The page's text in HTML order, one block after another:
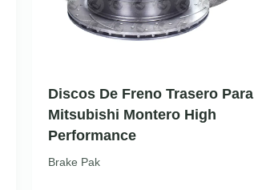
Discos De Freno Trasero Para
Mitsubishi Montero High
Performance
Brake Pak